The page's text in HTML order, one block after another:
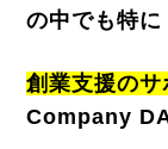
の中でも特に
創業支援のサ
Company